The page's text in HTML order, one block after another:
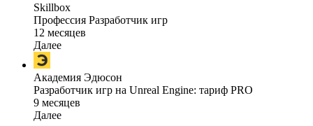
Skillbox
Профессия Разработчик игр
12 месяцев
Далее
Академия Эдюсон
Разработчик игр на Unreal Engine: тариф PRO
9 месяцев
Далее